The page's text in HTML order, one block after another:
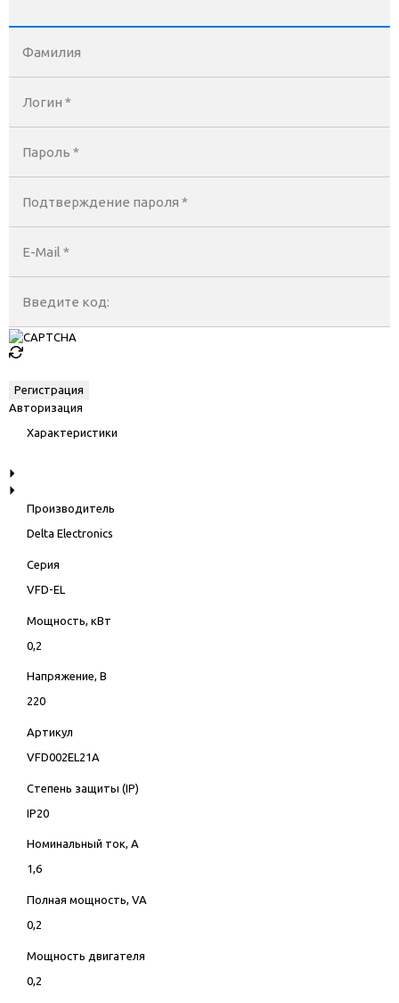
Фамилия
Логин *
Пароль *
Подтверждение пароля *
E-Mail *
Введите код:
Авторизация
Характеристики
Производитель
Delta Electronics
Серия
VFD-EL
Мощность, кВт
0,2
Напряжение, В
220
Артикул
VFD002EL21A
Степень защиты (IP)
IP20
Номинальный ток, А
1,6
Полная мощность, VA
0,2
Мощность двигателя
0,2